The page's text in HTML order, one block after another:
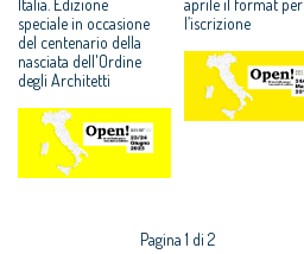
Italia. Edizione
speciale in occasione
del centenario della
nasciata dell'Ordine
degli Architetti
aprile il format per
l’iscrizione
Pagina 1 di 2